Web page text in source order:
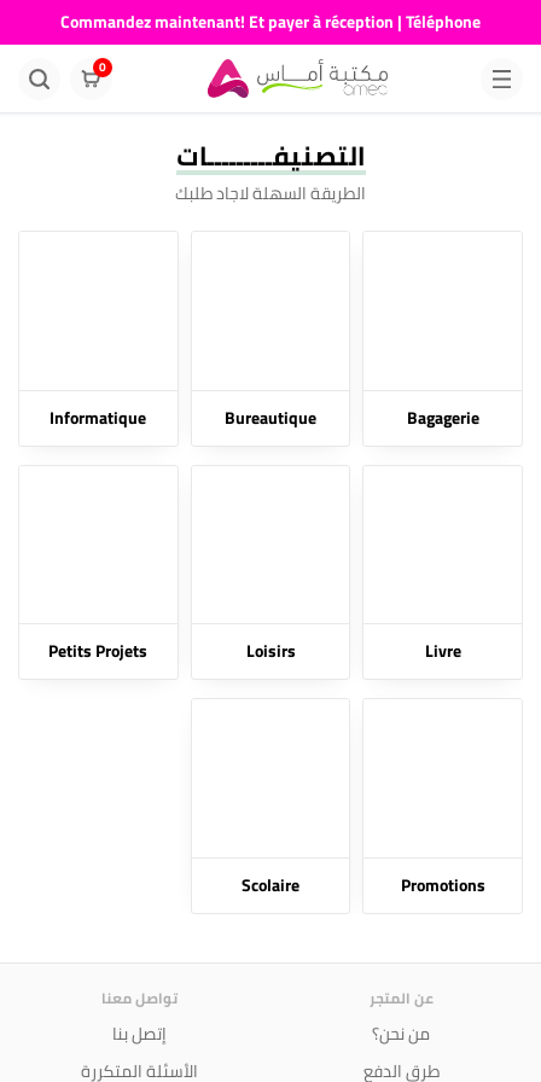
Commandez maintenant! Et payer à réception | Téléphone
676681730
0
التصنيفـــــــــات
الطريقة السهلة لاجاد طلبك
Bagagerie
Bureautique
Informatique
Livre
Loisirs
Petits Projets
Promotions
Scolaire
عن المتجر
من نحن؟
طرق الدفع
تواصل معنا
إتصل بنا
الأسئلة المتكررة